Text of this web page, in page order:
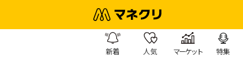
新着 人気 マーケット 特集